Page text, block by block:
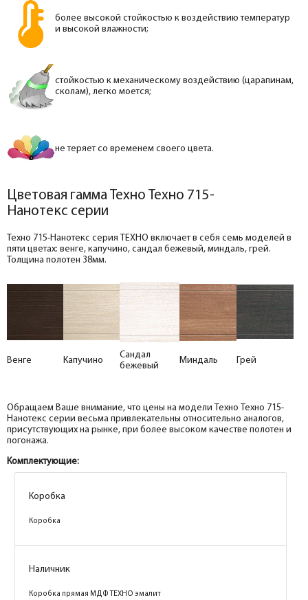
более высокой стойкостью к воздействию температур
и высокой влажности;
стойкостью к механическому воздействию (царапинам,
сколам), легко моется;
не теряет со временем своего цвета.
Цветовая гамма Техно Техно 715-
Нанотекс серии
Техно 715-Нанотекс серия ТЕХНО включает в себя семь моделей в
пяти цветах: венге, капучино, сандал бежевый, миндаль, грей.
Толщина полотен 38мм.
Венге Капучино
Сандал
бежевый
Миндаль Грей
Обращаем Ваше внимание, что цены на модели Техно Техно 715-
Нанотекс серии весьма привлекательны относительно аналогов,
присутствующих на рынке, при более высоком качестве полотен и
погонажа.
Комплектующие:
Коробка
Коробка
Наличник
Коробка прямая МДФ ТЕХНО эмалит